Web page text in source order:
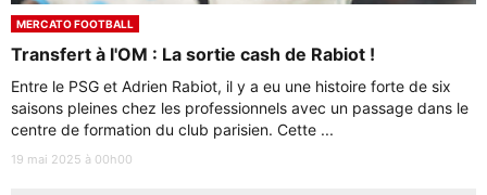
MERCATO FOOTBALL
Transfert à l'OM : La sortie cash de Rabiot !
Entre le PSG et Adrien Rabiot, il y a eu une histoire forte de six
saisons pleines chez les professionnels avec un passage dans le
centre de formation du club parisien. Cette ...
19 mai 2025 à 00h00